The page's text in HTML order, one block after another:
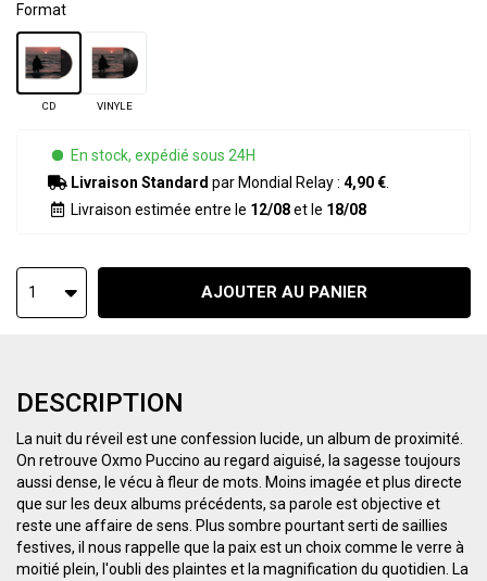
Format
CD VINYLE
En stock, expédié sous 24H
Livraison Standard par Mondial Relay : 4,90 €
Livraison estimée entre le 12/08et le 18/08
1 AJOUTER AU PANIER
DESCRIPTION
La nuit du réveil est une confession lucide, un album de proximité.
On retrouve Oxmo Puccino au regard aiguisé, la sagesse toujours
aussi dense, le vécu à fleur de mots. Moins imagée et plus directe
que sur les deux albums précédents, sa parole est objective et
reste une affaire de sens. Plus sombre pourtant serti de saillies
festives, il nous rappelle que la paix est un choix comme le verre à
moitié plein, l'oubli des plaintes et la magnification du quotidien. La